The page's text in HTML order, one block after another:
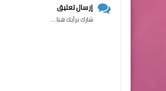
إرسال تعليق
شارك برأيك هنا....